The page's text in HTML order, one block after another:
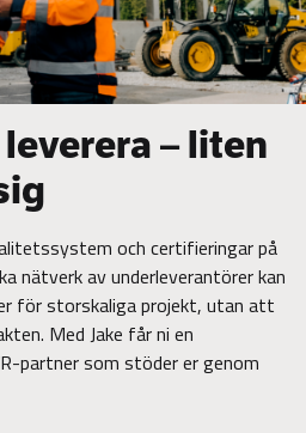
– liten
och certifieringar på
nätverk av underleverantörer kan
för storskaliga projekt, utan att
Med Jake får ni en
partner som stöder er genom